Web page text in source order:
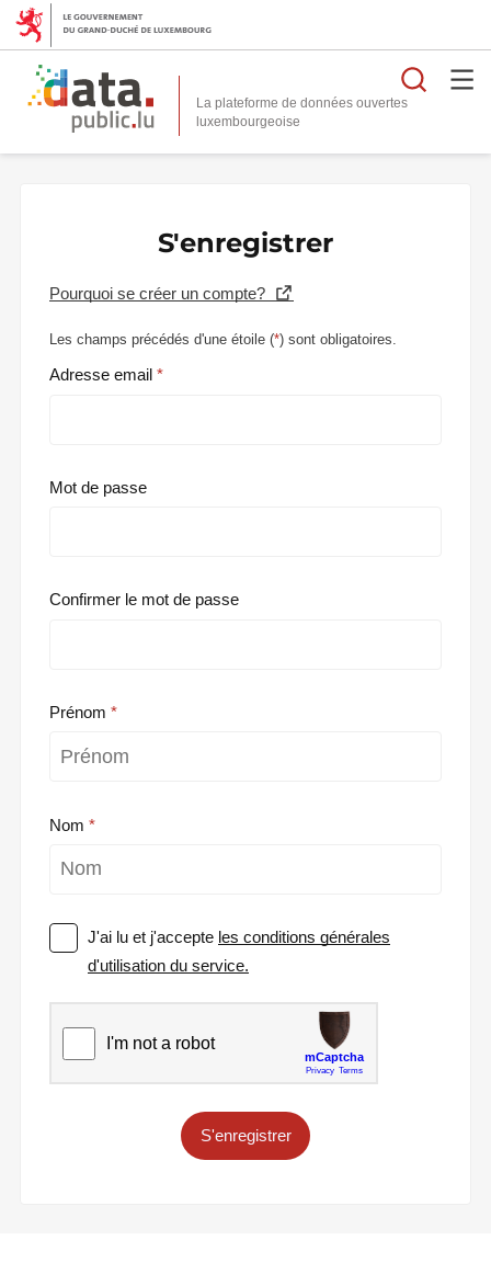
La plateforme de données ouvertes
S'enregistrer
Pourquoi se créer un compte?
Les champs précédés d'une étoile (*) sont obligatoires.
Adresse email
Mot de passe
Confirmer le mot de passe
Prénom
Nom
J'ai lu et j'accepte les conditions générales
d'utilisation du service.
S'enregistrer